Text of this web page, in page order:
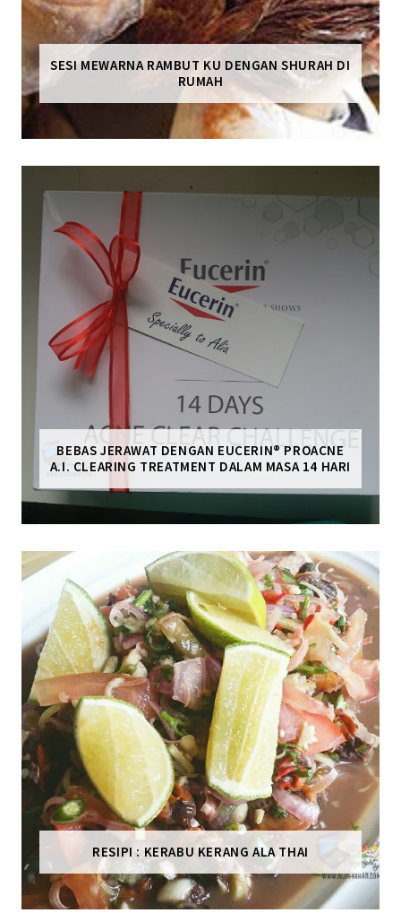
SESI MEWARNA RAMBUT KU DENGAN SHURAH DI
RUMAH
BEBAS JERAWAT DENGAN EUCERIN® PROACNE
A.I. CLEARING TREATMENT DALAM MASA 14 HARI
RESIPI : KERABU KERANG ALA THAI